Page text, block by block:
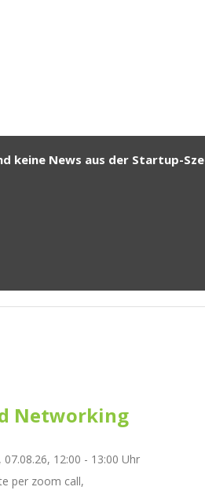
keine News aus der Startup-
Networking
07.08.26, 12:00 - 13:00 Uhr
per zoom call,